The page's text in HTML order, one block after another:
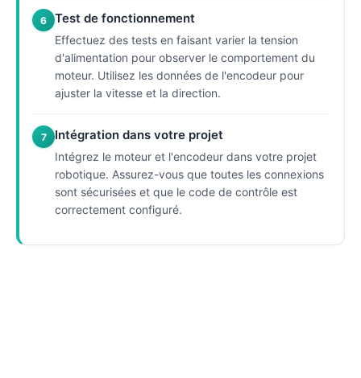
6 Test de fonctionnement
Effectuez des tests en faisant varier la tension
d'alimentation pour observer le comportement du
moteur. Utilisez les données de l'encodeur pour
ajuster la vitesse et la direction.
7 Intégration dans votre projet
Intégrez le moteur et l'encodeur dans votre projet
robotique. Assurez-vous que toutes les connexions
sont sécurisées et que le code de contrôle est
correctement configuré.